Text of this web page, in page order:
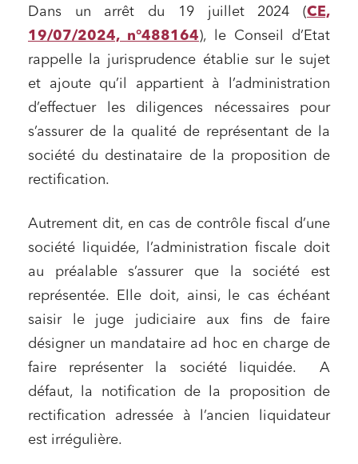
Dans un arrêt du 19 juillet 2024 (CE,
19/07/2024, n°488164), le Conseil d’Etat
rappelle la jurisprudence établie sur le sujet
et ajoute qu’il appartient à l’administration
d’effectuer les diligences nécessaires pour
s’assurer de la qualité de représentant de la
société du destinataire de la proposition de
rectification.
Autrement dit, en cas de contrôle fiscal d’une
société liquidée, l’administration fiscale doit
au préalable s’assurer que la société est
représentée. Elle doit, ainsi, le cas échéant
saisir le juge judiciaire aux fins de faire
désigner un mandataire ad hoc en charge de
faire représenter la société liquidée. A
défaut, la notification de la proposition de
rectification adressée à l’ancien liquidateur
est irrégulière.